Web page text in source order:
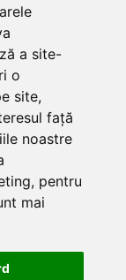
a site-
o
site,
față
noastre
, pentru
mai